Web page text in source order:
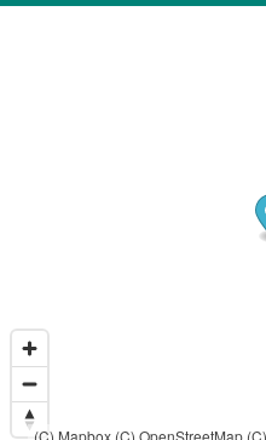
(C) Mapbox (C) OpenStreetMap